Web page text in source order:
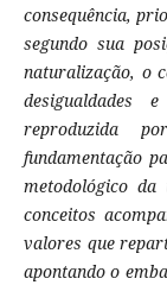
consequência,
segundo sua
naturalização, o
desigualdades
reproduzida
fundamentação
metodológico
conceitos
valores que
apontando o